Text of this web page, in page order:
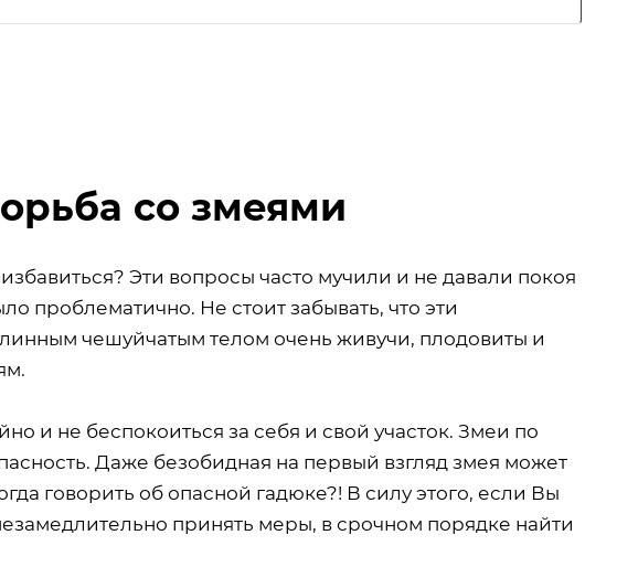
со змеями
Эти вопросы часто мучили и не давали покоя
проблематично. Не стоит забывать, что эти
чешуйчатым телом очень живучи, плодовиты и
и не беспокоиться за себя и свой участок. Змеи по
Даже безобидная на первый взгляд змея может
говорить об опасной гадюке?! В силу этого, если Вы
принять меры, в срочном порядке найти